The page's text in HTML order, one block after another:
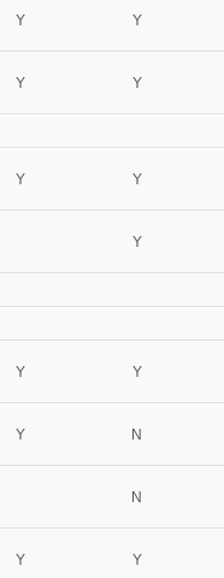
Y
Y
Y
Y
Y
Y
Y
Y
Y
N
Y
N
Y
Y